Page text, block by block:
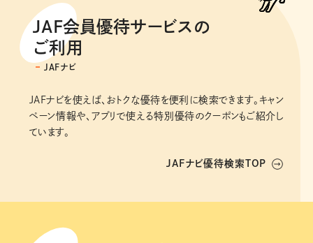
JAF会員優待サービスの
ご利用
JAFナビ
JAFナビを使えば、おトクな優待を便利に検索できます。キャン
ペーン情報や、アプリで使える特別優待のクーポンもご紹介し
ています。
JAFナビ優待検索TOP